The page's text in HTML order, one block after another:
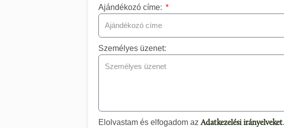
Ajándékozó címe:
Személyes üzenet:
Elolvastam és elfogadom az Adatkezelési irányelveket